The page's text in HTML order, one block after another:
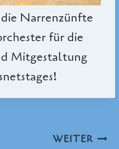
Narrenzünfte
für die
Mitgestaltung
WEITER